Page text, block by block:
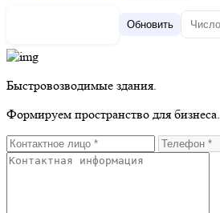
Обновить
Быстровозводимые здания.
Формируем пространство для бизнеса.